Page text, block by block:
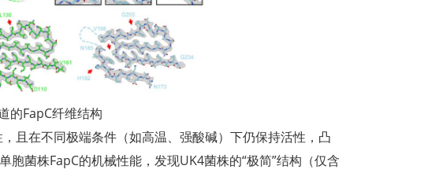
的FapC纤维结构
且在不同极端条件（如高温、强酸碱）下仍保持活性，凸
菌株FapC的机械性能，发现UK4菌株的“极简”结构（仅含